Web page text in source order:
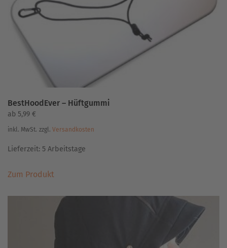
BestHoodEver – Hüftgummi
ab 5,99 €
inkl. MwSt. zzgl. Versandkosten
Lieferzeit: 5 Arbeitstage
Zum ProduktProdukt
mehrere
Varianten